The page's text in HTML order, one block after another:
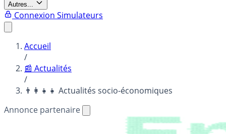
Autres...
Connexion Simulateurs
Accueil
/
📰 Actualités
/
👨‍👩‍👧‍👧 Actualités socio-économiques
Annonce partenaire